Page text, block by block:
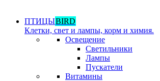
ПТИЦЫBIRD
Клетки, свет и лампы, корм и химия.
Освещение
Светильники
Лампы
Пускатели
Витамины